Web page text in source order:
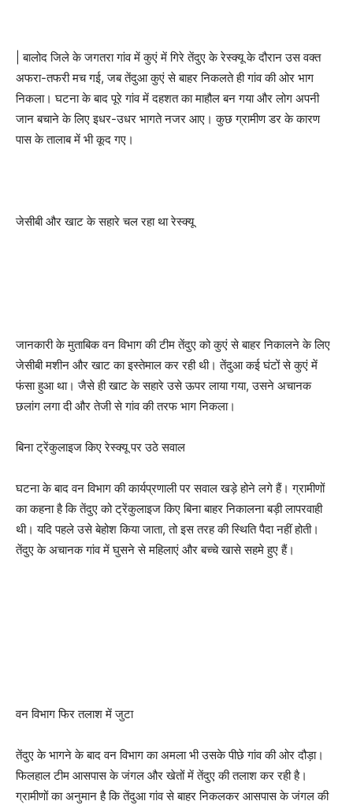
| बालोद जिले के जगतरा गांव में कुएं में गिरे तेंदुए के रेस्क्यू के दौरान उस वक्त
अफरा-तफरी मच गई, जब तेंदुआ कुएं से बाहर निकलते ही गांव की ओर भाग
निकला। घटना के बाद पूरे गांव में दहशत का माहौल बन गया और लोग अपनी
जान बचाने के लिए इधर-उधर भागते नजर आए। कुछ ग्रामीण डर के कारण
पास के तालाब में भी कूद गए।
जेसीबी और खाट के सहारे चल रहा था रेस्क्यू
जानकारी के मुताबिक वन विभाग की टीम तेंदुए को कुएं से बाहर निकालने के लिए
जेसीबी मशीन और खाट का इस्तेमाल कर रही थी। तेंदुआ कई घंटों से कुएं में
फंसा हुआ था। जैसे ही खाट के सहारे उसे ऊपर लाया गया, उसने अचानक
छलांग लगा दी और तेजी से गांव की तरफ भाग निकला।
बिना ट्रेंकुलाइज किए रेस्क्यू पर उठे सवाल
घटना के बाद वन विभाग की कार्यप्रणाली पर सवाल खड़े होने लगे हैं। ग्रामीणों
का कहना है कि तेंदुए को ट्रेंकुलाइज किए बिना बाहर निकालना बड़ी लापरवाही
थी। यदि पहले उसे बेहोश किया जाता, तो इस तरह की स्थिति पैदा नहीं होती।
तेंदुए के अचानक गांव में घुसने से महिलाएं और बच्चे खासे सहमे हुए हैं।
वन विभाग फिर तलाश में जुटा
तेंदुए के भागने के बाद वन विभाग का अमला भी उसके पीछे गांव की ओर दौड़ा।
फिलहाल टीम आसपास के जंगल और खेतों में तेंदुए की तलाश कर रही है।
ग्रामीणों का अनुमान है कि तेंदुआ गांव से बाहर निकलकर आसपास के जंगल की